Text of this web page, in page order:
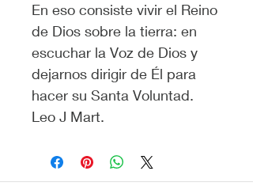
En eso consiste vivir el Reino
de Dios sobre la tierra: en
escuchar la Voz de Dios y
dejarnos dirigir de Él para
hacer su Santa Voluntad.
Leo J Mart.